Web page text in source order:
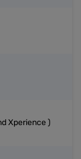
Xperience )